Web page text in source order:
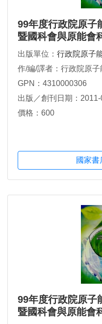
99年度行政院原子
暨國科會與原能會
成果發表會核安領
出版單位： 行政院原子
作/編/譯者：行政院原
GPN：4310000306
出版／創刊日期：2011-
價格：600
國家書
99年度行政院原子
暨國科會與原能會